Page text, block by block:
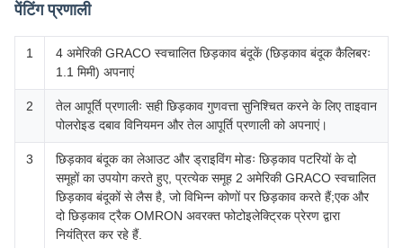
पेंटिंग प्रणाली
1
4 अमेरिकी GRACO स्वचालित छिड़काव बंदूकें (छिड़काव बंदूक कैलिबरः
1.1 मिमी) अपनाएं
2
तेल आपूर्ति प्रणालीः सही छिड़काव गुणवत्ता सुनिश्चित करने के लिए ताइवान
पोलरोइड दबाव विनियमन और तेल आपूर्ति प्रणाली को अपनाएं।
3
छिड़काव बंदूक का लेआउट और ड्राइविंग मोडः छिड़काव पटरियों के दो
समूहों का उपयोग करते हुए, प्रत्येक समूह 2 अमेरिकी GRACO स्वचालित
छिड़काव बंदूकों से लैस है, जो विभिन्न कोणों पर छिड़काव करते हैं;एक और
दो छिड़काव ट्रैक OMRON अवरक्त फोटोइलेक्ट्रिक प्रेरण द्वारा
नियंत्रित कर रहे हैं.